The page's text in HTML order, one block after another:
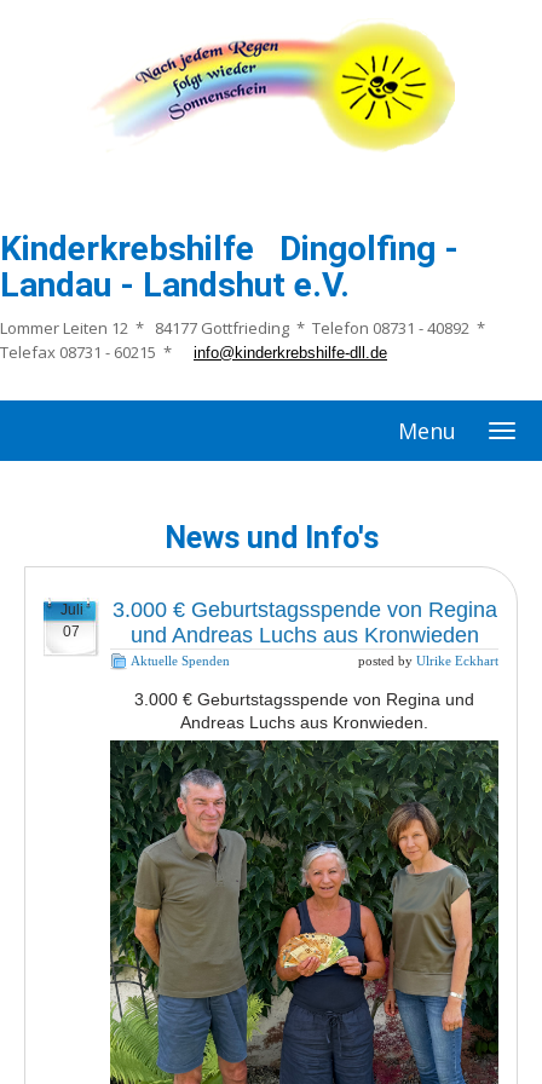
Kinderkrebshilfe Dingolfing -
Landau - Landshut e.V.
Lommer Leiten 12 * 84177 Gottfrieding * Telefon 08731 - 40892 *
Telefax 08731 - 60215 *
info@kinderkrebshilfe-dll.de
Menu
News und Info's
Juli
07
3.000 € Geburtstagsspende von Regina
und Andreas Luchs aus Kronwieden
Aktuelle Spenden posted by Ulrike Eckhart
3.000 € Geburtstagsspende von Regina und
Andreas Luchs aus Kronwieden.